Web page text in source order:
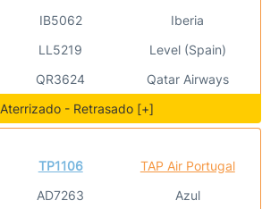
IB5062
LL5219
QR3624
Iberia
Level (Spain)
Qatar Airways
Aterrizado - Retrasado [+]
TP1106
AD7263
TAP Air Portugal
Azul